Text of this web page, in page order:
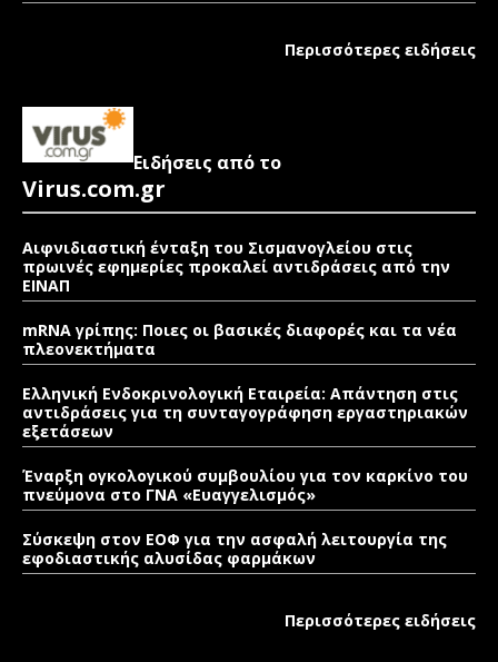
Περισσότερες ειδήσεις
Ειδήσεις από το
Virus.com.gr
Αιφνιδιαστική ένταξη του Σισμανογλείου στις
πρωινές εφημερίες προκαλεί αντιδράσεις από την
ΕΙΝΑΠ
mRNA γρίπης: Ποιες οι βασικές διαφορές και τα νέα
πλεονεκτήματα
Ελληνική Ενδοκρινολογική Εταιρεία: Απάντηση στις
αντιδράσεις για τη συνταγογράφηση εργαστηριακών
εξετάσεων
Έναρξη ογκολογικού συμβουλίου για τον καρκίνο του
πνεύμονα στο ΓΝΑ «Ευαγγελισμός»
Σύσκεψη στον ΕΟΦ για την ασφαλή λειτουργία της
εφοδιαστικής αλυσίδας φαρμάκων
Περισσότερες ειδήσεις